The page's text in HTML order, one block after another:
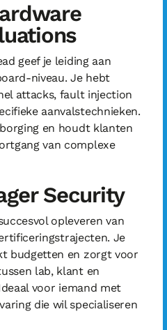
geef je leiding aan
niveau. Je hebt
attacks, fault injection
aanvalstechnieken.
en houdt klanten
van complexe
Security
opleveren van
Je
budgetten en zorgt voor
lab, klant en
voor iemand met
die wil specialiseren